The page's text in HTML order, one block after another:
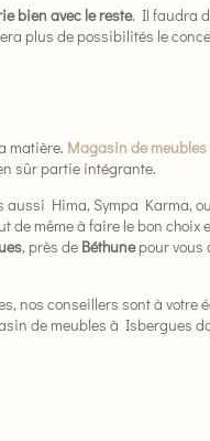
bien avec le reste. Il faudra
plus de possibilités le
matière. Magasin de
sûr partie intégrante.
aussi Hima, Sympa Karma,
de même à faire le bon choix
, près de Béthunepour vous
nos conseillers sont à votre
de meubles à Isbergues